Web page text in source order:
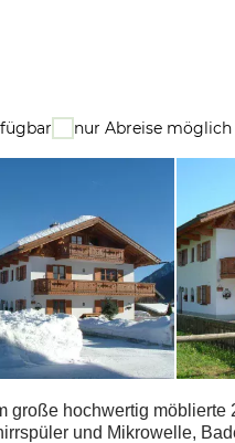
nur Abreise möglich
große hochwertig möblierte
und Mikrowelle,